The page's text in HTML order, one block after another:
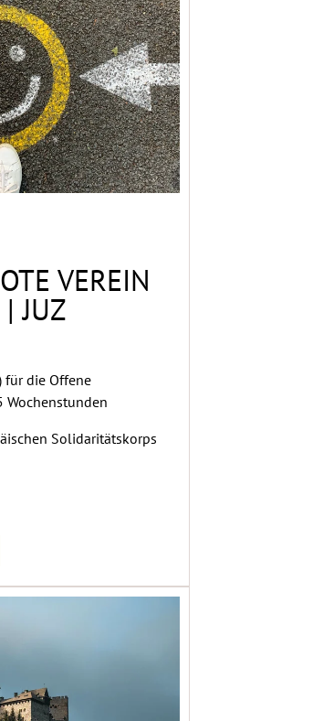
VEREIN
JUZ
für die Offene
Wochenstunden
Solidaritätskorps